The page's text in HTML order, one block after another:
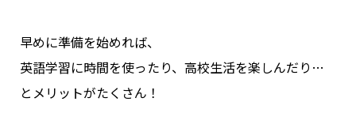
早めに準備を始めれば、
英語学習に時間を使ったり、高校生活を楽しんだり…
とメリットがたくさん！